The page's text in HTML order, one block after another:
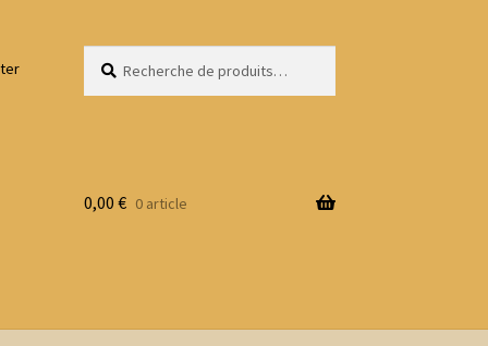
pour :
0,00 € 0 article